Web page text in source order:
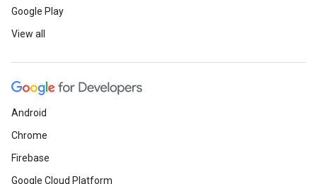
Google Play
View all
Android
Chrome
Firebase
Google Cloud Platform